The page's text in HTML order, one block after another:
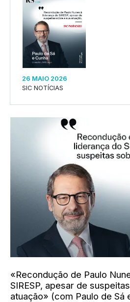
26 MAIO 2026
SIC NOTÍCIAS
«Recondução de Paulo
SIRESP, apesar de
atuação» (com Paulo de Sá